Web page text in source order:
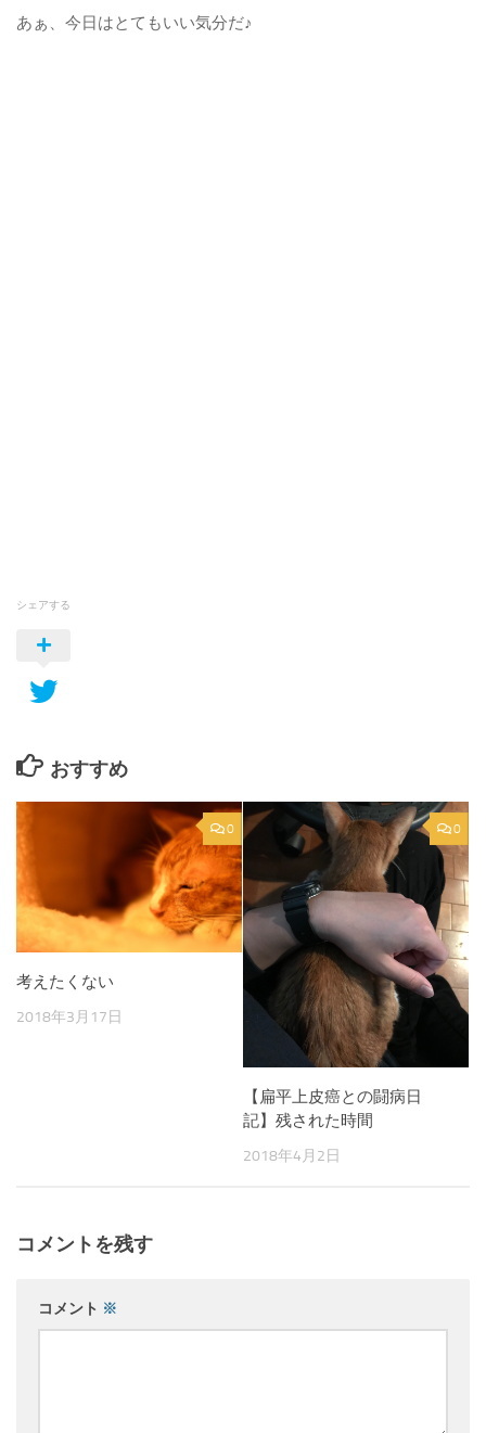
あぁ、今日はとてもいい気分だ♪
シェアする
おすすめ
0
考えたくない
2018年3月17日
0
【扁平上皮癌との闘病日
記】残された時間
2018年4月2日
コメントを残す
コメント ※